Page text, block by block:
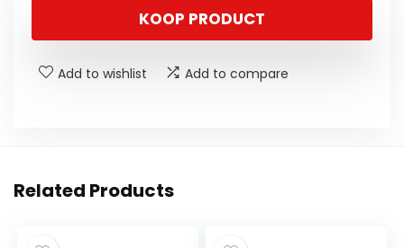
KOOP PRODUCT
Add to wishlist Add to compare
Related Products